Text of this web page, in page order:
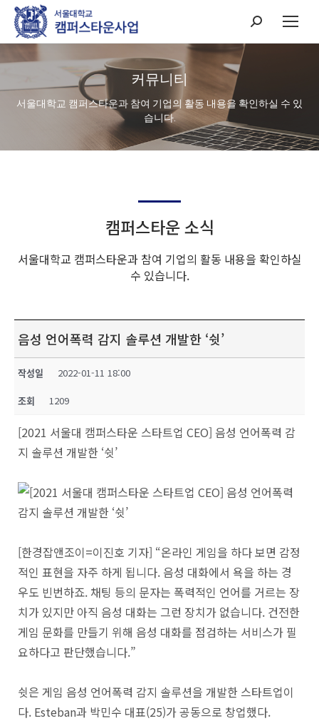
Search:
커뮤니티
서울대학교 캠퍼스타운과 참여 기업의 활동 내용을 확인하실 수 있
습니다.
캠퍼스타운 소식
서울대학교 캠퍼스타운과 참여 기업의 활동 내용을 확인하실
수 있습니다.
음성 언어폭력 감지 솔루션 개발한 ‘쉿’
작성일 2022-01-11 18:00
조회 1209
[2021 서울대 캠퍼스타운 스타트업 CEO] 음성 언어폭력 감
지 솔루션 개발한 ‘쉿’
[한경잡앤조이=이진호 기자] “온라인 게임을 하다 보면 감정
적인 표현을 자주 하게 됩니다. 음성 대화에서 욕을 하는 경
우도 빈번하죠. 채팅 등의 문자는 폭력적인 언어를 거르는 장
치가 있지만 아직 음성 대화는 그런 장치가 없습니다. 건전한
게임 문화를 만들기 위해 음성 대화를 점검하는 서비스가 필
요하다고 판단했습니다.”
쉿은 게임 음성 언어폭력 감지 솔루션을 개발한 스타트업이
다. Esteban과 박민수 대표(25)가 공동으로 창업했다.